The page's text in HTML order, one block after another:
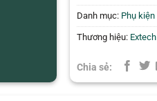
Danh mục: Phụ kiện
Thương hiệu: Extech
Chia sẻ: